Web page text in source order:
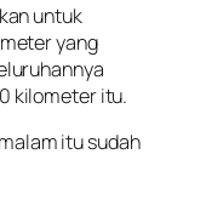
untuk
yang
kilometer itu.
itu sudah